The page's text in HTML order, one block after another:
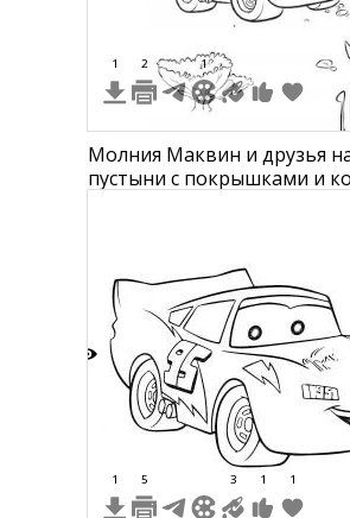
1 2 1
Молния Маквин и друзья
пустыни с покрышками и
1 5 3 1 1